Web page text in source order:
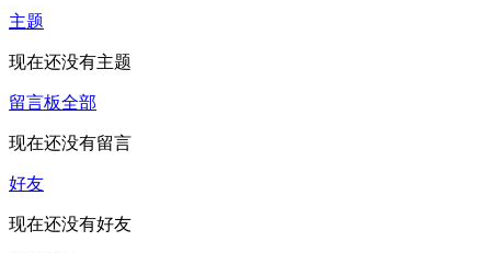
主题
现在还没有主题
留言板全部
现在还没有留言
好友
现在还没有好友